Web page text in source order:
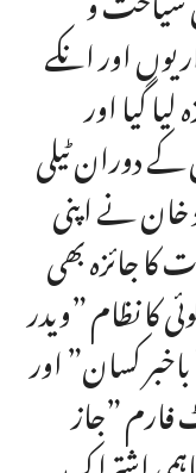
اور انکے
گیا اور
دوران ٹیلی
خان نے اپنی
جائزہ بھی
کا نظام ”ویدر
کسان” اور
”جاز